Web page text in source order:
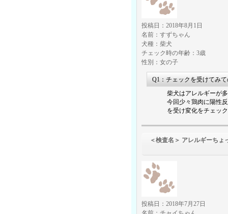
投稿日：2018年8月1日
名前：すずちゃん
犬種：柴犬
チェック時の年齢：3歳
性別：女の子
Q1：チェックを受けてみ
柴犬はアレルギーが
今回少々鶏肉に陽性
を受け変化をチェッ
＜検査名＞ アレルギーち
投稿日：2018年7月27日